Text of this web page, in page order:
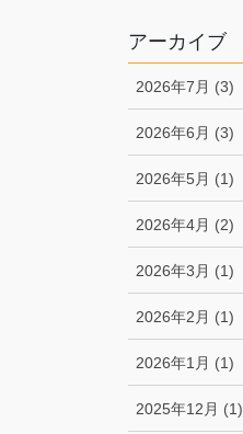
アーカイブ
2026年7月 (3)
2026年6月 (3)
2026年5月 (1)
2026年4月 (2)
2026年3月 (1)
2026年2月 (1)
2026年1月 (1)
2025年12月 (1)